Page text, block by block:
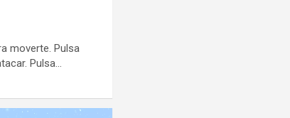
moverte. Pulsa
Pulsa…